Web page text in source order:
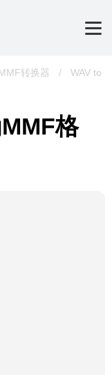
转换器 /
WAV to
格